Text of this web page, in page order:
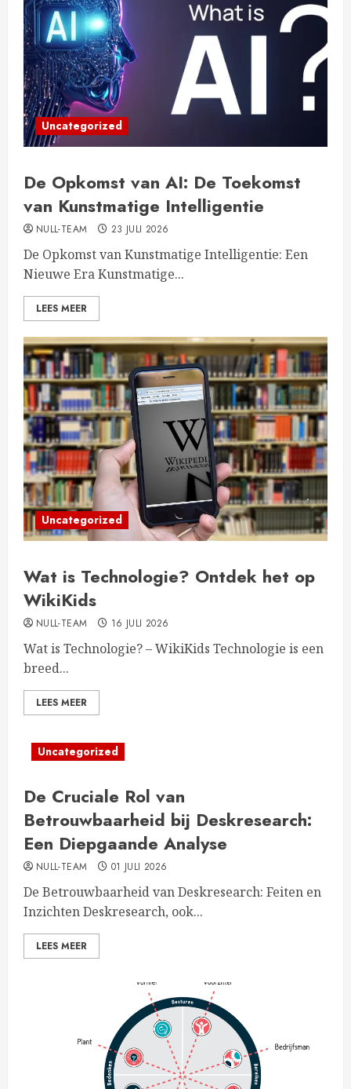
Uncategorized
De Opkomst van AI: De Toekomst
van Kunstmatige Intelligentie
NULL-TEAM 23 JULI 2026
De Opkomst van Kunstmatige Intelligentie: Een
Nieuwe Era Kunstmatige...
LEES MEER
Uncategorized
Wat is Technologie? Ontdek het op
WikiKids
NULL-TEAM 16 JULI 2026
Wat is Technologie? – WikiKids Technologie is een
breed...
LEES MEER
Uncategorized
De Cruciale Rol van
Betrouwbaarheid bij Deskresearch:
Een Diepgaande Analyse
NULL-TEAM 01 JULI 2026
De Betrouwbaarheid van Deskresearch: Feiten en
Inzichten Deskresearch, ook...
LEES MEER